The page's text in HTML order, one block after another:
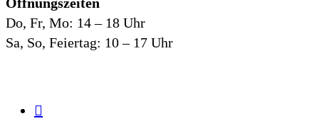
Do, Fr, Mo: 14 – 18 Uhr
Sa, So, Feiertag: 10 – 17 Uhr
facebook